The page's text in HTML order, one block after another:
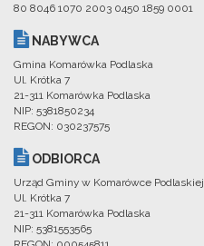
80 8046 1070 2003 0450 1859 0001
NABYWCA
Gmina Komarówka Podlaska
Ul. Krótka 7
21-311 Komarówka Podlaska
NIP: 5381850234
REGON: 030237575
ODBIORCA
Urząd Gminy w Komarówce Podlaskiej
Ul. Krótka 7
21-311 Komarówka Podlaska
NIP: 5381553565